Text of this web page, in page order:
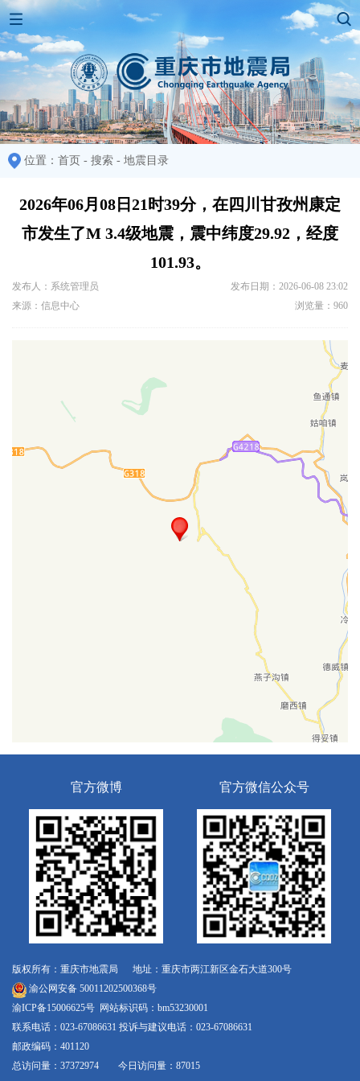
位置： 首页 - 搜索 - 地震目录
2026年06月08日21时39分，在四川甘孜州康定
市发生了M 3.4级地震，震中纬度29.92，经度
101.93。
发布人：系统管理员
发布日期：2026-06-08 23:02
来源：信息中心
浏览量：960
官方微博 官方微信公众号
版权所有：重庆市地震局 地址：重庆市两江新区金石大道300号
渝公网安备 50011202500368号
渝ICP备15006625号 网站标识码：bm53230001
联系电话：023-67086631 投诉与建议电话：023-67086631
邮政编码：401120
总访问量：37372974 今日访问量：87015